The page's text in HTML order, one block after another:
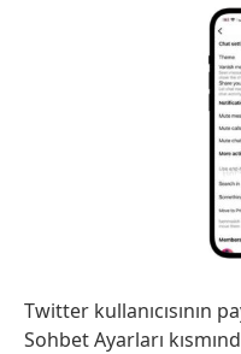
Twitter kullanıcısının
Sohbet Ayarları